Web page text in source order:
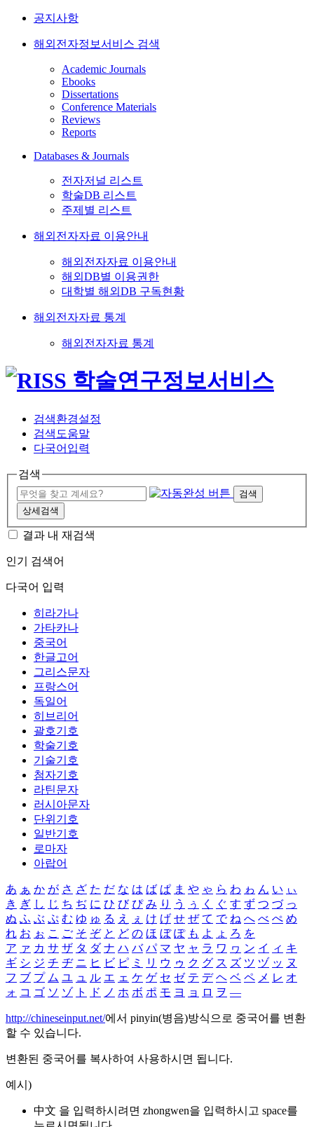
공지사항
해외전자정보서비스 검색
Academic Journals
Ebooks
Dissertations
Conference Materials
Reviews
Reports
Databases & Journals
전자저널 리스트
학술DB 리스트
주제별 리스트
해외전자자료 이용안내
해외전자자료 이용안내
해외DB별 이용권한
대학별 해외DB 구독현황
해외전자자료 통계
해외전자자료 통계
검색환경설정
검색도움말
다국어입력
검색
검색
상세검색
결과 내 재검색
인기 검색어
다국어 입력
히라가나
가타카나
중국어
한글고어
그리스문자
프랑스어
독일어
히브리어
괄호기호
학술기호
기술기호
첨자기호
라틴문자
러시아문자
단위기호
일반기호
로마자
아랍어
あ ぁ か が さ ざ た だ な は ば ぱ ま や ゃ ら わ ゎ ん い ぃ
き ぎ し じ ち ぢ に ひ び ぴ み り う ぅ く ぐ す ず つ づ っ
ぬ ふ ぶ ぷ む ゆ ゅ る え ぇ け げ せ ぜ て で ね へ べ ぺ め
れ お ぉ こ ご そ ぞ と ど の ほ ぼ ぽ も よ ょ ろ を
ア ァ カ サ ザ タ ダ ナ ハ バ パ マ ヤ ャ ラ ワ ヮ ン イ ィ キ
ギ シ ジ チ ヂ ニ ヒ ビ ピ ミ リ ウ ゥ ク グ ス ズ ツ ヅ ッ ヌ
フ ブ プ ム ユ ュ ル エ ェ ケ ゲ セ ゼ テ デ ヘ ベ ペ メ レ オ
ォ コ ゴ ソ ゾ ト ド ノ ホ ボ ポ モ ヨ ョ ロ ヲ ―
http://chineseinput.net/에서 pinyin(병음)방식으로 중국어를 변환
할 수 있습니다.
변환된 중국어를 복사하여 사용하시면 됩니다.
예시)
中文 을 입력하시려면 zhongwen을 입력하시고 space를